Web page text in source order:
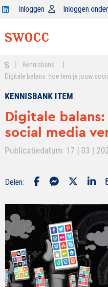
Open
op
Inloggen Inloggen
Kennisbank
Digitale balans: hoe tem je jouw
KENNISBANK ITEM
Digitale
social media
Publicatiedatum: 17 | 03 |
Delen: